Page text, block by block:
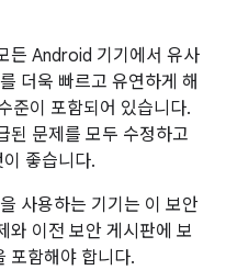
든 Android 기기에서 유사
더욱 빠르고 유연하게 해
준이 포함되어 있습니다.
된 문제를 모두 수정하고
좋습니다.
사용하는 기기는 이 보안
와 이전 보안 게시판에 보
포함해야 합니다.